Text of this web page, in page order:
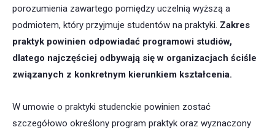
porozumienia zawartego pomiędzy uczelnią wyższą a
podmiotem, który przyjmuje studentów na praktyki. Zakres
praktyk powinien odpowiadać programowi studiów,
dlatego najczęściej odbywają się w organizacjach ściśle
związanych z konkretnym kierunkiem kształcenia.
W umowie o praktyki studenckie powinien zostać
szczegółowo określony program praktyk oraz wyznaczony